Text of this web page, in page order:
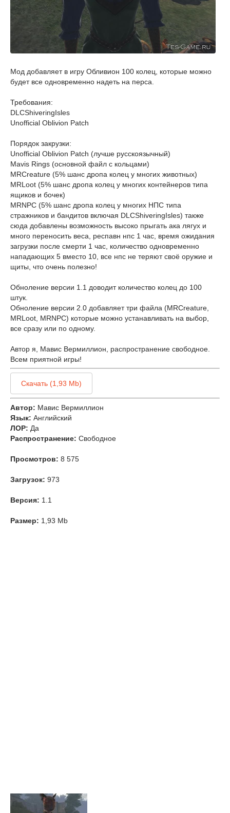
Мод добавляет в игру Обливион 100 колец, которые можно
будет все одновременно надеть на перса.
Требования:
DLCShiveringIsles
Unofficial Oblivion Patch
Порядок закрузки:
Unofficial Oblivion Patch (лучше русскоязычный)
Mavis Rings (основной файл с кольцами)
MRCreature (5% шанс дропа колец у многих животных)
MRLoot (5% шанс дропа колец у многих контейнеров типа
ящиков и бочек)
MRNPC (5% шанс дропа колец у многих НПС типа
стражников и бандитов включая DLCShiveringIsles) также
сюда добавлены возможность высоко прыгать ака лягух и
много переносить веса, респавн нпс 1 час, время ожидания
загрузки после смерти 1 час, количество одновременно
нападающих 5 вместо 10, все нпс не теряют своё оружие и
щиты, что очень полезно!
Обноление версии 1.1 доводит количество колец до 100
штук.
Обноление версии 2.0 добавляет три файла (MRCreature,
MRLoot, MRNPC) которые можно устанавливать на выбор,
все сразу или по одному.
Автор я, Мавис Вермиллион, распространение свободное.
Всем приятной игры!
Скачать (1,93 Mb)
Автор: Мавис Вермиллион
Язык: Английский
ЛОР: Да
Распространение: Свободное
Просмотров: 8 575
Загрузок: 973
Версия: 1.1
Размер: 1,93 Mb